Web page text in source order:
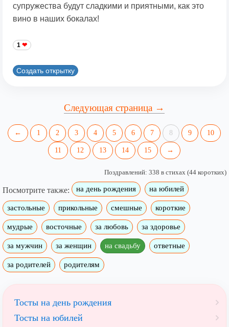
супружества будут сладкими и приятными, как это
вино в наших бокалах!
1
Создать открытку
Следующая страница →
← 1 2 3 4 5 6 7 8 9 10
11 12 13 14 15 →
Поздравлений: 338 в стихах (44 коротких)
Посмотрите также: на день рождения на юбилей
застольные прикольные смешные короткие
мудрые восточные за любовь за здоровье
за мужчин за женщин на свадьбу ответные
за родителей родителям
Тосты на день рождения
Тосты на юбилей